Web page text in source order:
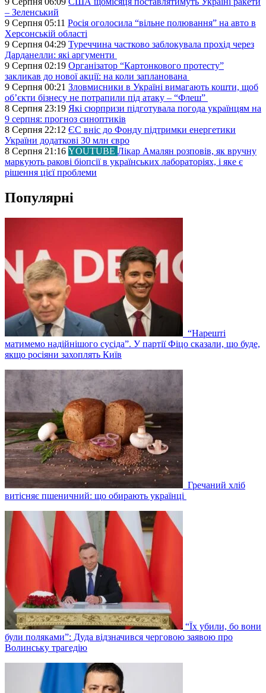
– Зеленський
9 Серпня 05:11 Росія оголосила “вільне полювання” на авто в
Херсонській області
9 Серпня 04:29 Туреччина частково заблокувала прохід через
Дарданелли: які аргументи
9 Серпня 02:19 Організатор “Картонкового протесту”
закликав до нової акції: на коли запланована
9 Серпня 00:21 Зловмисники в Україні вимагають кошти, щоб
об’єкти бізнесу не потрапили під атаку – “Флеш”
8 Серпня 23:19 Які сюрпризи підготувала погода українцям на
9 серпня: прогноз синоптиків
8 Серпня 22:12 ЄС вніс до Фонду підтримки енергетики
України додаткові 30 млн євро
8 Серпня 21:16 YOUTUBE Лікар Амалян розповів, як вручну
маркують ракові біопсії в українських лабораторіях, і яке є
рішення цієї проблеми
Популярні
“Нарешті
матимемо надійнішого сусіда”. У партії Фіцо сказали, що буде,
якщо росіяни захоплять Київ
Гречаний хліб
витісняє пшеничний: що обирають українці
“Їх убили, бо вони
були поляками”: Дуда відзначився черговою заявою про
Волинську трагедію